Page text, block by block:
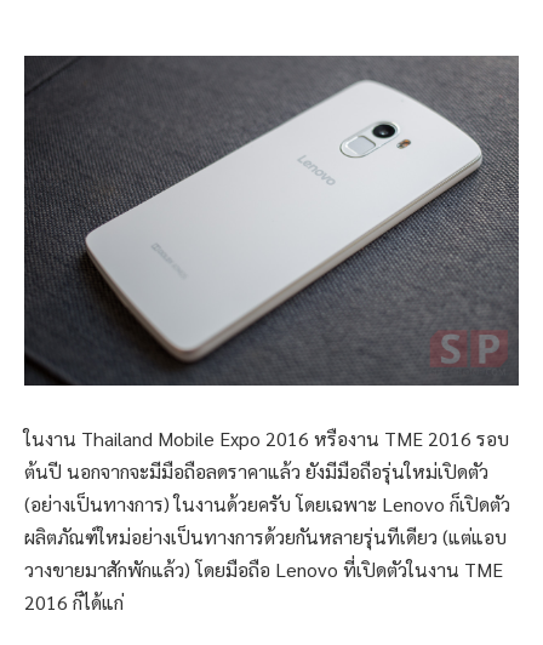
ในงาน Thailand Mobile Expo 2016 หรืองาน TME 2016 รอบ
ต้นปี นอกจากจะมีมือถือลดราคาแล้ว ยังมีมือถือรุ่นใหม่เปิดตัว
(อย่างเป็นทางการ) ในงานด้วยครับ โดยเฉพาะ Lenovo ก็เปิดตัว
ผลิตภัณฑ์ใหม่อย่างเป็นทางการด้วยกันหลายรุ่นทีเดียว (แต่แอบ
วางขายมาสักพักแล้ว) โดยมือถือ Lenovo ที่เปิดตัวในงาน TME
2016 ก็ได้แก่